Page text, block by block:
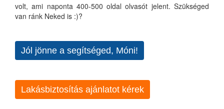
volt, ami naponta 400-500 oldal olvasót jelent. Szükséged
van ránk Neked is :)?
Jól jönne a segítséged, Móni!
Lakásbiztosítás ajánlatot kérek